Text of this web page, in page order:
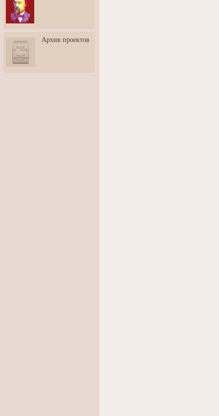
3: Обусловленности
человека и их влияние на
карьеру
скульптором Дмитрием
Тугариновым
АртБульвар в День города
Архив проектов